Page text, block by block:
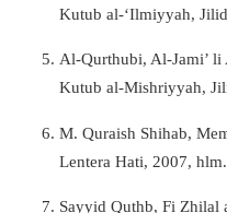
Kutub al-‘Ilmiyyah,
Al-Qurthubi, Al-Jami’ li
Kutub al-Mishriyyah,
M. Quraish Shihab,
Lentera Hati, 2007,
Sayyid Quthb, Fi Zhilal